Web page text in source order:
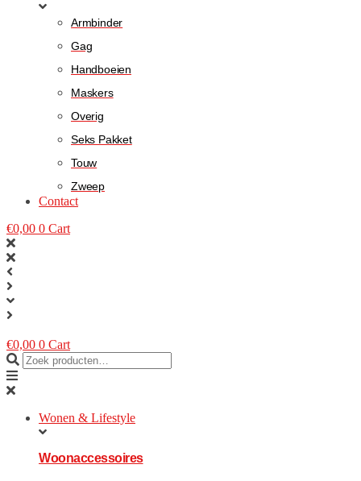
Armbinder
Gag
Handboeien
Maskers
Overig
Seks Pakket
Touw
Zweep
Contact
€0,00 0 Cart
€0,00 0 Cart
Wonen & Lifestyle
Woonaccessoires